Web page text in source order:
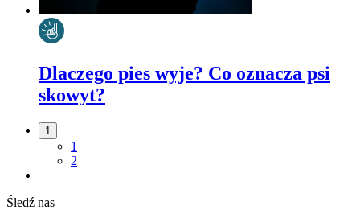
Dlaczego pies wyje? Co oznacza psi
skowyt?
1
1
2
Śledź nas